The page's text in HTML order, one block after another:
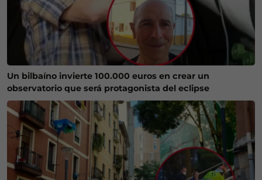
Un bilbaíno invierte 100.000 euros en crear un
observatorio que será protagonista del eclipse